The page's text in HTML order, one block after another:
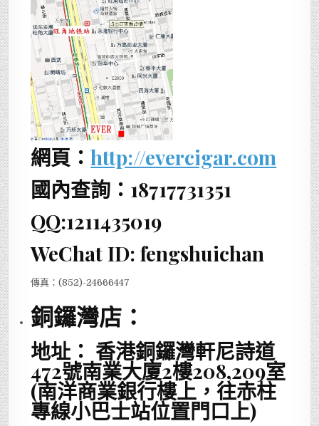
網頁：http://evercigar.com
國內查詢：18717731351
QQ:1211435019
WeChat ID: fengshuichan
傳真：(852)-24666447
銅鑼灣店：
地址： 香港銅鑼灣軒尼詩道
472號南業大廈2樓208,209室
(南洋商業銀行樓上，往赤柱
專線小巴士站位置門口上)